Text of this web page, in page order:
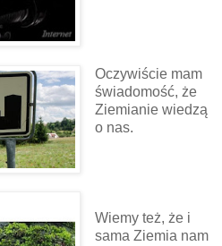
Oczywiście mam
świadomość, że
Ziemianie wiedzą
o nas.
Wiemy też, że i
sama Ziemia nam